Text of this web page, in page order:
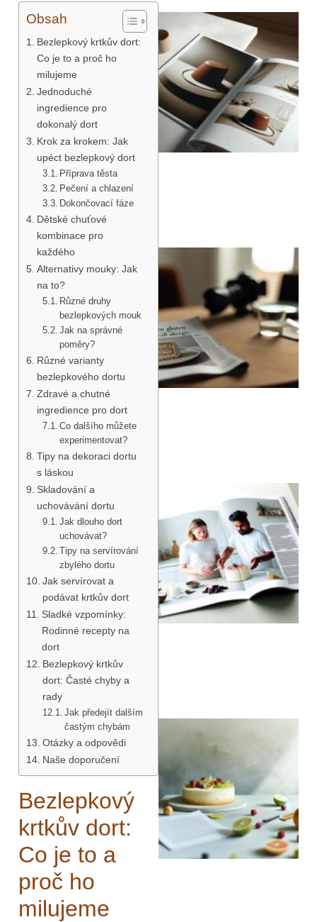
Obsah
Bezlepkový krtkův dort:
Co je to a proč ho
milujeme
Jednoduché
ingredience pro
dokonalý dort
Krok za krokem: Jak
upéct bezlepkový dort
Příprava těsta
Pečení a chlazení
Dokončovací fáze
Dětské chuťové
kombinace pro
každého
Alternativy mouky: Jak
na to?
Různé druhy
bezlepkových mouk
Jak na správné
poměry?
Různé varianty
bezlepkového dortu
Zdravé a chutné
ingredience pro dort
Co dalšího můžete
experimentovat?
Tipy na dekoraci dortu
s láskou
Skladování a
uchovávání dortu
Jak dlouho dort
uchovávat?
Tipy na servírování
zbylého dortu
Jak servírovat a
podávat krtkův dort
Sladké vzpomínky:
Rodinné recepty na
dort
Bezlepkový krtkův
dort: Časté chyby a
rady
Jak předejít dalším
častým chybám
Otázky a odpovědi
Naše doporučení
Bezlepkový
krtkův dort:
Co je to a
proč ho
milujeme